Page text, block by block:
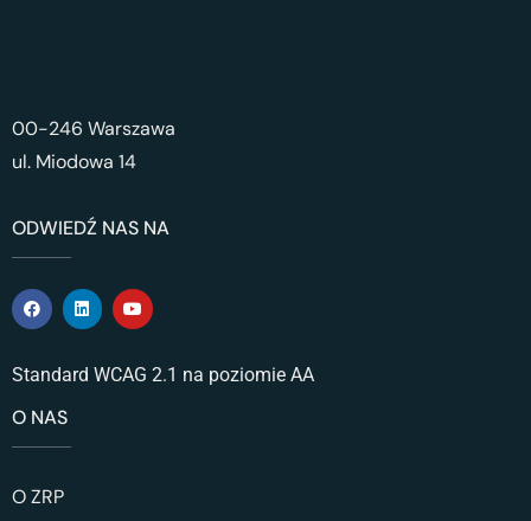
00-246 Warszawa
ul. Miodowa 14
ODWIEDŹ NAS NA
Standard WCAG 2.1 na poziomie AA
O NAS
O ZRP